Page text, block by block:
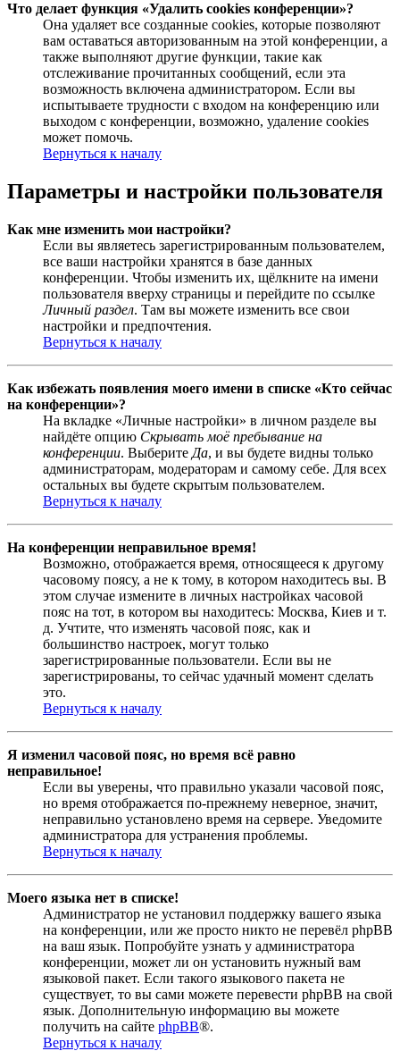
Что делает функция «Удалить cookies конференции»?
Она удаляет все созданные cookies, которые позволяют
вам оставаться авторизованным на этой конференции, а
также выполняют другие функции, такие как
отслеживание прочитанных сообщений, если эта
возможность включена администратором. Если вы
испытываете трудности с входом на конференцию или
выходом с конференции, возможно, удаление cookies
может помочь.
Вернуться к началу
Параметры и настройки пользователя
Как мне изменить мои настройки?
Если вы являетесь зарегистрированным пользователем,
все ваши настройки хранятся в базе данных
конференции. Чтобы изменить их, щёлкните на имени
пользователя вверху страницы и перейдите по ссылке
Личный раздел. Там вы можете изменить все свои
настройки и предпочтения.
Вернуться к началу
Как избежать появления моего имени в списке «Кто сейчас
на конференции»?
На вкладке «Личные настройки» в личном разделе вы
найдёте опцию Скрывать моё пребывание на
конференции. Выберите Да, и вы будете видны только
администраторам, модераторам и самому себе. Для всех
остальных вы будете скрытым пользователем.
Вернуться к началу
На конференции неправильное время!
Возможно, отображается время, относящееся к другому
часовому поясу, а не к тому, в котором находитесь вы. В
этом случае измените в личных настройках часовой
пояс на тот, в котором вы находитесь: Москва, Киев и т.
д. Учтите, что изменять часовой пояс, как и
большинство настроек, могут только
зарегистрированные пользователи. Если вы не
зарегистрированы, то сейчас удачный момент сделать
это.
Вернуться к началу
Я изменил часовой пояс, но время всё равно
неправильное!
Если вы уверены, что правильно указали часовой пояс,
но время отображается по-прежнему неверное, значит,
неправильно установлено время на сервере. Уведомите
администратора для устранения проблемы.
Вернуться к началу
Моего языка нет в списке!
Администратор не установил поддержку вашего языка
на конференции, или же просто никто не перевёл phpBB
на ваш язык. Попробуйте узнать у администратора
конференции, может ли он установить нужный вам
языковой пакет. Если такого языкового пакета не
существует, то вы сами можете перевести phpBB на свой
язык. Дополнительную информацию вы можете
получить на сайте phpBB®.
Вернуться к началу